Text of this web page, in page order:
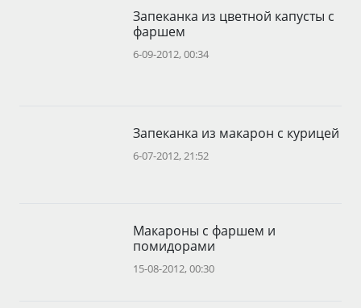
Запеканка из цветной капусты с
фаршем
6-09-2012, 00:34
Запеканка из макарон с курицей
6-07-2012, 21:52
Макароны с фаршем и
помидорами
15-08-2012, 00:30